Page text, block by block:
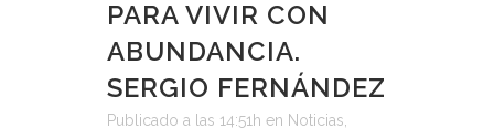
PARA VIVIR CON
ABUNDANCIA.
SERGIO FERNÁNDEZ
Publicado a las 14:51h en Noticias